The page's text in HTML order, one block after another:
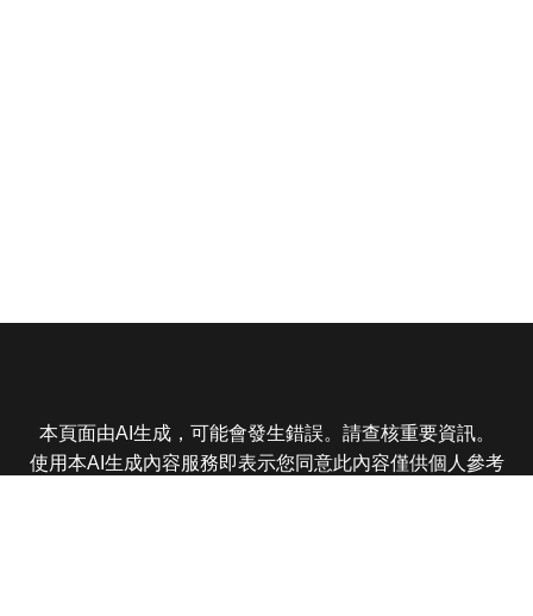
本頁面由AI生成，可能會發生錯誤。請查核重要資訊。
使用本AI生成內容服務即表示您同意此內容僅供個人參考